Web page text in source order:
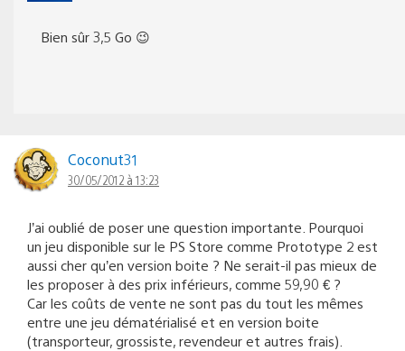
Bien sûr 3,5 Go 😉
Coconut31
30/05/2012 à 13:23
J’ai oublié de poser une question importante. Pourquoi
un jeu disponible sur le PS Store comme Prototype 2 est
aussi cher qu’en version boite ? Ne serait-il pas mieux de
les proposer à des prix inférieurs, comme 59,90 € ?
Car les coûts de vente ne sont pas du tout les mêmes
entre une jeu dématérialisé et en version boite
(transporteur, grossiste, revendeur et autres frais).